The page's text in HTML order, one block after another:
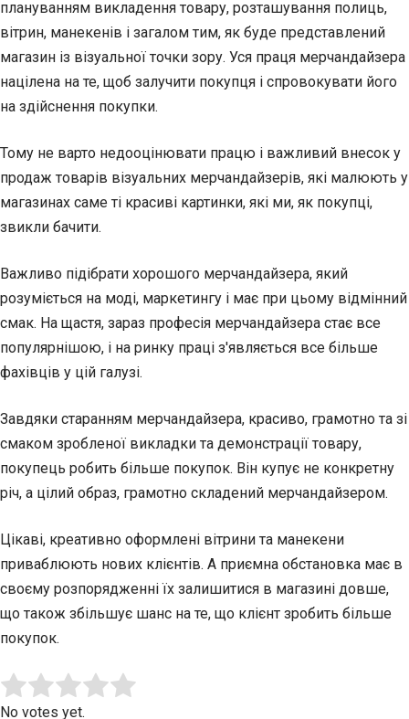
плануванням викладення товару, розташування полиць,
вітрин, манекенів і загалом тим, як буде представлений
магазин із візуальної точки зору. Уся праця мерчандайзера
націлена на те, щоб залучити покупця і спровокувати його
на здійснення покупки.
Тому не варто недооцінювати працю і важливий внесок у
продаж товарів візуальних мерчандайзерів, які малюють у
магазинах саме ті красиві картинки, які ми, як покупці,
звикли бачити.
Важливо підібрати хорошого мерчандайзера, який
розуміється на моді, маркетингу і має при цьому відмінний
смак. На щастя, зараз професія мерчандайзера стає все
популярнішою, і на ринку праці з'являється все більше
фахівців у цій галузі.
Завдяки старанням мерчандайзера, красиво, грамотно та зі
смаком зробленої викладки та демонстрації товару,
покупець робить більше покупок. Він купує не конкретну
річ, а цілий образ, грамотно складений мерчандайзером.
Цікаві, креативно оформлені вітрини та манекени
приваблюють нових клієнтів. А приємна обстановка має в
своєму розпорядженні їх залишитися в магазині довше,
що також збільшує шанс на те, що клієнт зробить більше
покупок.
Rate this item:
No votes yet.